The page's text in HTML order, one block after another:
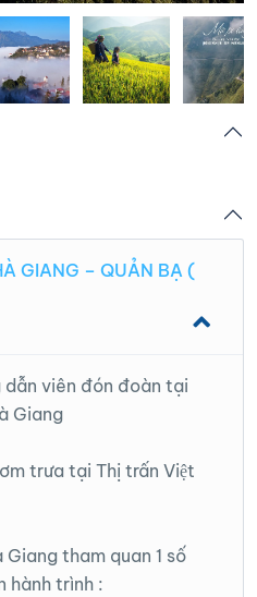
GIANG – QUẢN BẠ (
dẫn viên đón đoàn tại
Giang
trưa tại Thị trấn Việt
tham quan 1 số
hành trình :